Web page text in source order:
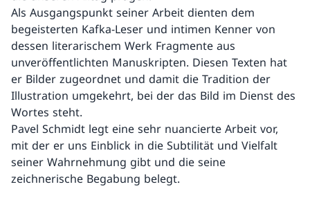
Als Ausgangspunkt seiner Arbeit dienten dem
begeisterten Kafka-Leser und intimen Kenner von
dessen literarischem Werk Fragmente aus
unveröffentlichten Manuskripten. Diesen Texten hat
er Bilder zugeordnet und damit die Tradition der
Illustration umgekehrt, bei der das Bild im Dienst des
Wortes steht.
Pavel Schmidt legt eine sehr nuancierte Arbeit vor,
mit der er uns Einblick in die Subtilität und Vielfalt
seiner Wahrnehmung gibt und die seine
zeichnerische Begabung belegt.